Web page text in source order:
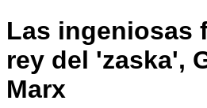
Las ingeniosas
rey del 'zaska',
Marx